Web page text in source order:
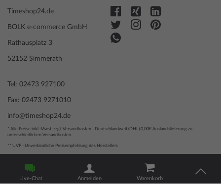
Live-Chat Anmelden Warenkorb
Gehäusebreite
Gehäusedicke
11
Wasserdichte
Gehäuse Farbe
Glas
Gehäuse Boden
Zifferblatt Farbe
Armband Material
Kalbsleder
Armband Style
Lederarmband
Armband Farbe
Schwarz
Timeshop24.de
BOLK e-commerce GmbH
Rathausplatz 3
52152 Simmerath
Tel: 02473 927100
Fax: 02473 9271010
info@timeshop24.de
* Alle Preise inkl. Mwst. zzgl. Versandkosten - Deutschlandweit (DHL) 0,00€ Auslandslieferung zu
unterschiedlichen Versandkosten.
** UVP - Unverbindliche Preisempfehlung des Herstellers
© 2004 - 2026, BOLK e-commerce GmbH | Technische Umsetzung
durchwww.mediarox.de